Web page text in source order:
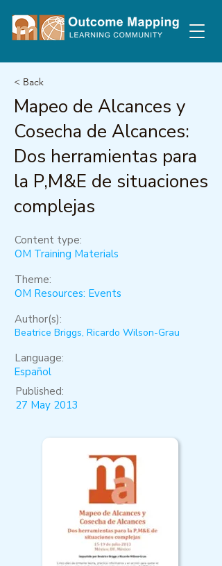
< Back
Mapeo de Alcances y
Cosecha de Alcances:
Dos herramientas para
la P,M&E de situaciones
complejas
Content type:
OM Training Materials
Theme:
OM Resources: Events
Author(s):
Beatrice Briggs, Ricardo Wilson-Grau
Language:
Español
Published:
27 May 2013